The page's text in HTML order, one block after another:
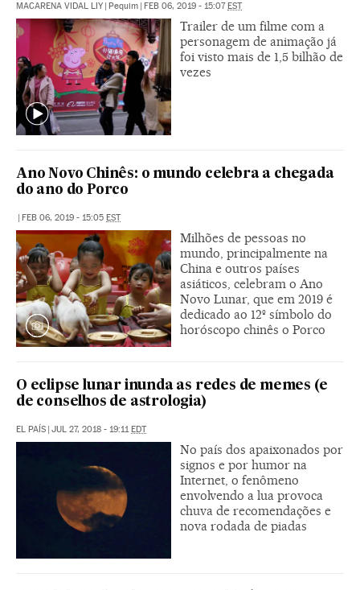
MACARENA VIDAL LIY Pequim FEB 06, 2019 - 15:07 EST
Trailer de um filme com a
personagem de animação já
foi visto mais de 1,5 bilhão de
vezes
Ano Novo Chinês: o mundo celebra a chegada
do ano do Porco
FEB 06, 2019 - 15:05 EST
Milhões de pessoas no
mundo, principalmente na
China e outros países
asiáticos, celebram o Ano
Novo Lunar, que em 2019 é
dedicado ao 12º símbolo do
horóscopo chinês o Porco
O eclipse lunar inunda as redes de memes (e
de conselhos de astrologia)
EL PAÍS | JUL 27, 2018 - 19:11EDT
No país dos apaixonados por
signos e por humor na
Internet, o fenômeno
envolvendo a lua provoca
chuva de recomendações e
nova rodada de piadas